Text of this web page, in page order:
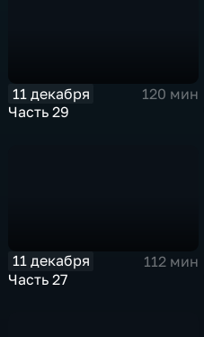
11 декабря
120 мин
Часть 29
11 декабря
112 мин
Часть 27